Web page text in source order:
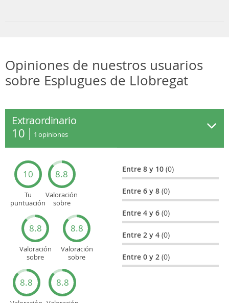
Opiniones de nuestros usuarios
sobre Esplugues de Llobregat
Extraordinario
10 1 opiniones
10
Tu
puntuación
8.8
Valoración
sobre
8.8
Valoración
sobre
8.8
Valoración
sobre
turísticos
8.8 8.8
Entre 8 y 10(0)
Entre 6 y 8(0)
Entre 4 y 6(0)
Entre 2 y 4(0)
Entre 0 y 2(0)